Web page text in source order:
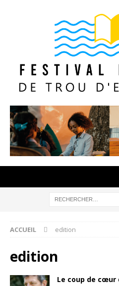
ACCUEIL edition
edition
Le coup de cœur